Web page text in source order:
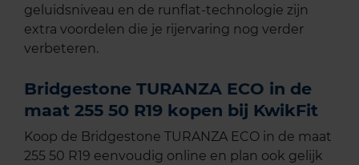
geluidsniveau en de runflat-technologie zijn
extra voordelen die je rijervaring nog verder
verbeteren.
Bridgestone TURANZA ECO in de
maat 255 50 R19 kopen bij KwikFit
Koop de Bridgestone TURANZA ECO in de maat
255 50 R19 eenvoudig online en plan ook gelijk